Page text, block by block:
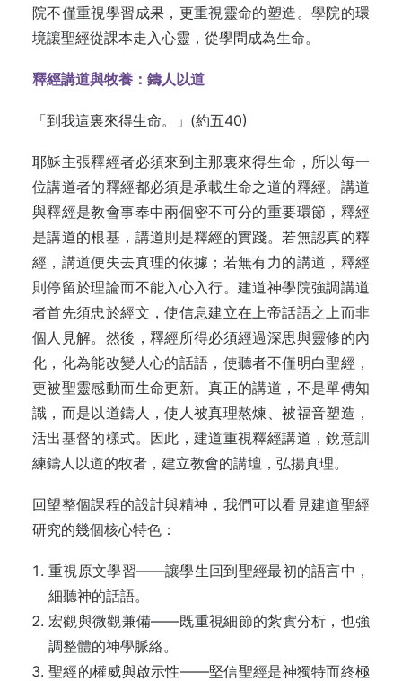
院不僅重視學習成果，更重視靈命的塑造。學院的環
境讓聖經從課本走入心靈，從學問成為生命。
釋經講道與牧養：鑄人以道
「到我這裏來得生命。」(約五40)
耶穌主張釋經者必須來到主那裏來得生命，所以每一
位講道者的釋經都必須是承載生命之道的釋經。講道
與釋經是教會事奉中兩個密不可分的重要環節，釋經
是講道的根基，講道則是釋經的實踐。若無認真的釋
經，講道便失去真理的依據；若無有力的講道，釋經
則停留於理論而不能入心入行。建道神學院強調講道
者首先須忠於經文，使信息建立在上帝話語之上而非
個人見解。然後，釋經所得必須經過深思與靈修的內
化，化為能改變人心的話語，使聽者不僅明白聖經，
更被聖靈感動而生命更新。真正的講道，不是單傳知
識，而是以道鑄人，使人被真理熬煉、被福音塑造，
活出基督的樣式。因此，建道重視釋經講道，銳意訓
練鑄人以道的牧者，建立教會的講壇，弘揚真理。
回望整個課程的設計與精神，我們可以看見建道聖經
研究的幾個核心特色：
重視原文學習——讓學生回到聖經最初的語言中，
細聽神的話語。
宏觀與微觀兼備——既重視細節的紮實分析，也強
調整體的神學脈絡。
聖經的權威與啟示性——堅信聖經是神獨特而終極